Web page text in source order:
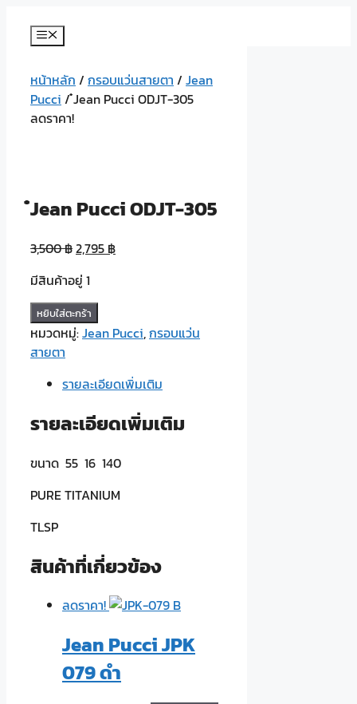
Menu
หน้าหลัก / กรอบแว่นสายตา / Jean
Pucci / ๋Jean Pucci ODJT-305
ลดราคา!
๋Jean Pucci ODJT-305
3,500฿2,795 ฿
มีสินค้าอยู่ 1
จำนวน
๋Jean
Pucci
305
หยิบใส่ตะกร้า
หมวดหมู่:Jean Pucci,กรอบแว่น
สายตา
รายละเอียดเพิ่มเติม
รายละเอียดเพิ่มเติม
ขนาด 55 16 140
PURE TITANIUM
TLSP
สินค้าที่เกี่ยวข้อง
ลดราคา!
Jean Pucci JPK
079 ดำ